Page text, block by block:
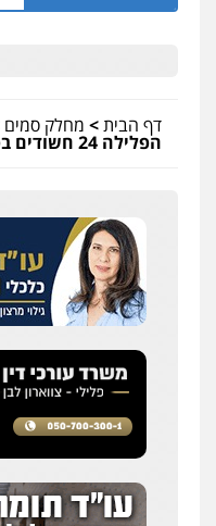
דף הבית> מחלק סמים
הפלילה 24 חשודים בסחר בסמים